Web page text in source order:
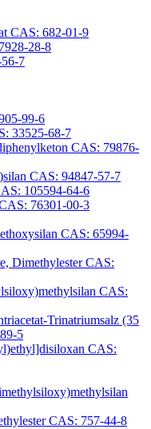
CAS: 682-01-9
28-8
7
99-6
33525-68-7
CAS: 79876-
CAS: 94847-57-7
105594-64-6
76301-00-3
CAS: 65994-
Dimethylester CAS:
CAS:
Trinatriumsalz (35
5
CAS:
CAS: 757-44-8